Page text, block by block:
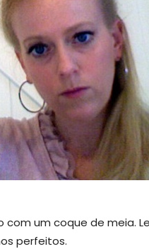
com um coque de meia.
perfeitos.